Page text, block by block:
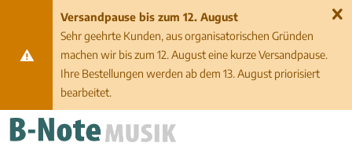
Versandpause bis zum 12. August
Sehr geehrte Kunden, aus organisatorischen Gründen
machen wir bis zum 12. August eine kurze Versandpause.
Ihre Bestellungen werden ab dem 13. August priorisiert
bearbeitet.